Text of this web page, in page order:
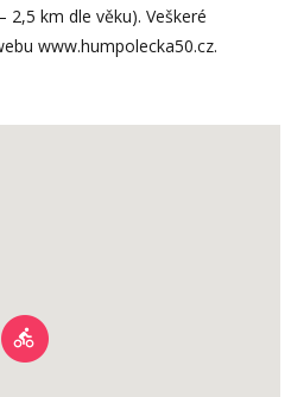
2,5 km dle věku). Veškeré
www.humpolecka50.cz.